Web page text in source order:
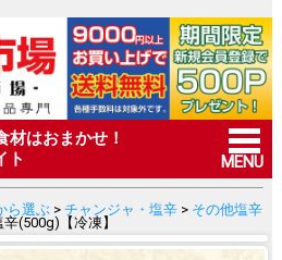
材はおまかせ！
ト
MENU
ら選ぶ> チャンジャ・塩辛> その他塩辛
(500g)【冷凍】